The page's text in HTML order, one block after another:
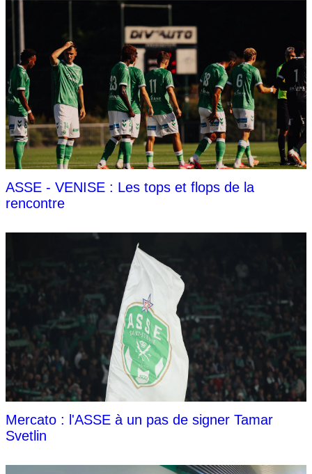
ASSE - VENISE : Les tops et flops de la
rencontre
Mercato : l'ASSE à un pas de signer Tamar
Svetlin